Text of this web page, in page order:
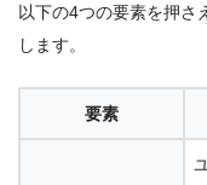
以下の4つの要素を押さ
します。
要素